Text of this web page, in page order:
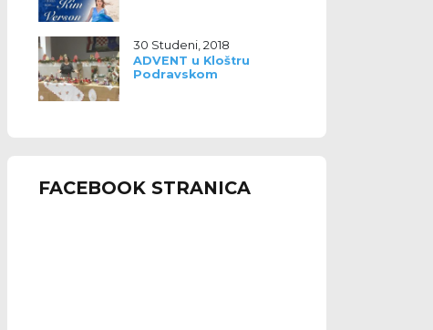
30 Studeni, 2018
ADVENT u Kloštru
Podravskom
FACEBOOK STRANICA